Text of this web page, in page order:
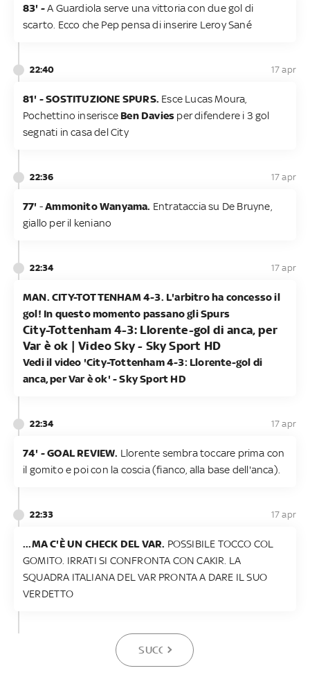
83' -A Guardiola serve una vittoria con due gol di
scarto. Ecco che Pep pensa di inserire Leroy Sané
22:40 17 apr
81' - SOSTITUZIONE SPURS. Esce Lucas Moura,
Pochettino inserisce Ben Davies per difendere i 3 gol
segnati in casa del City
22:36 17 apr
77' -Ammonito Wanyama. Entrataccia su De Bruyne,
giallo per il keniano
22:34 17 apr
MAN. CITY-TOTTENHAM 4-3. L'arbitro ha concesso il
gol! In questo momento passano gli Spurs
City-Tottenham 4-3: Llorente-gol di anca, per
Var è ok | Video Sky - Sky Sport HD
Vedi il video 'City-Tottenham 4-3: Llorente-gol di
anca, per Var è ok' - Sky Sport HD
22:34 17 apr
74' - GOAL REVIEW. Llorente sembra toccare prima con
il gomito e poi con la coscia (fianco, alla base dell'anca).
22:33 17 apr
...MA C'È UN CHECK DEL VAR. POSSIBILE TOCCO COL
GOMITO. IRRATI SI CONFRONTA CON CAKIR. LA
SQUADRA ITALIANA DEL VAR PRONTA A DARE IL SUO
VERDETTO
SUCCESSIVA